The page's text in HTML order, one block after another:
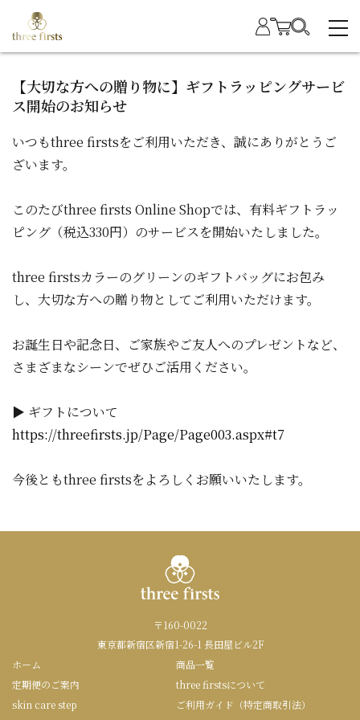
【大切な方への贈り物に】ギフトラッピングサービ
ス開始のお知らせ
いつもthree firstsをご利用いただき、誠にありがとうご
ざいます。
このたびthree firsts Online Shopでは、有料ギフトラッ
ピング（税込330円）のサービスを開始いたしました。
three firstsカラーのグリーンのギフトバッグにお包み
し、大切な方への贈り物としてご利用いただけます。
お誕生日や記念日、ご家族やご友人へのプレゼントなど、
さまざまなシーンでぜひご活用ください。
▶ ギフトについて
https://threefirsts.jp/Page/Page003.aspx#t7
今後ともthree firstsをよろしくお願いいたします。
〒160-0022
東京都新宿区新宿1-26-1 長田屋ビル2F
ホーム
商品一覧
定期便のご案内
three firstsについて
skin care step
ご利用ガイド（特定商取引法）